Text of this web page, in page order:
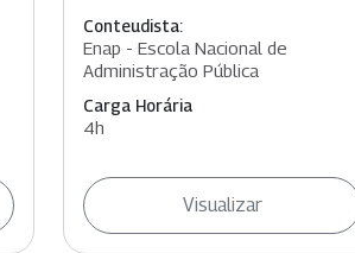
Conteudista:
Enap - Escola Nacional de
Administração Pública
Carga Horária
4h
Visualizar